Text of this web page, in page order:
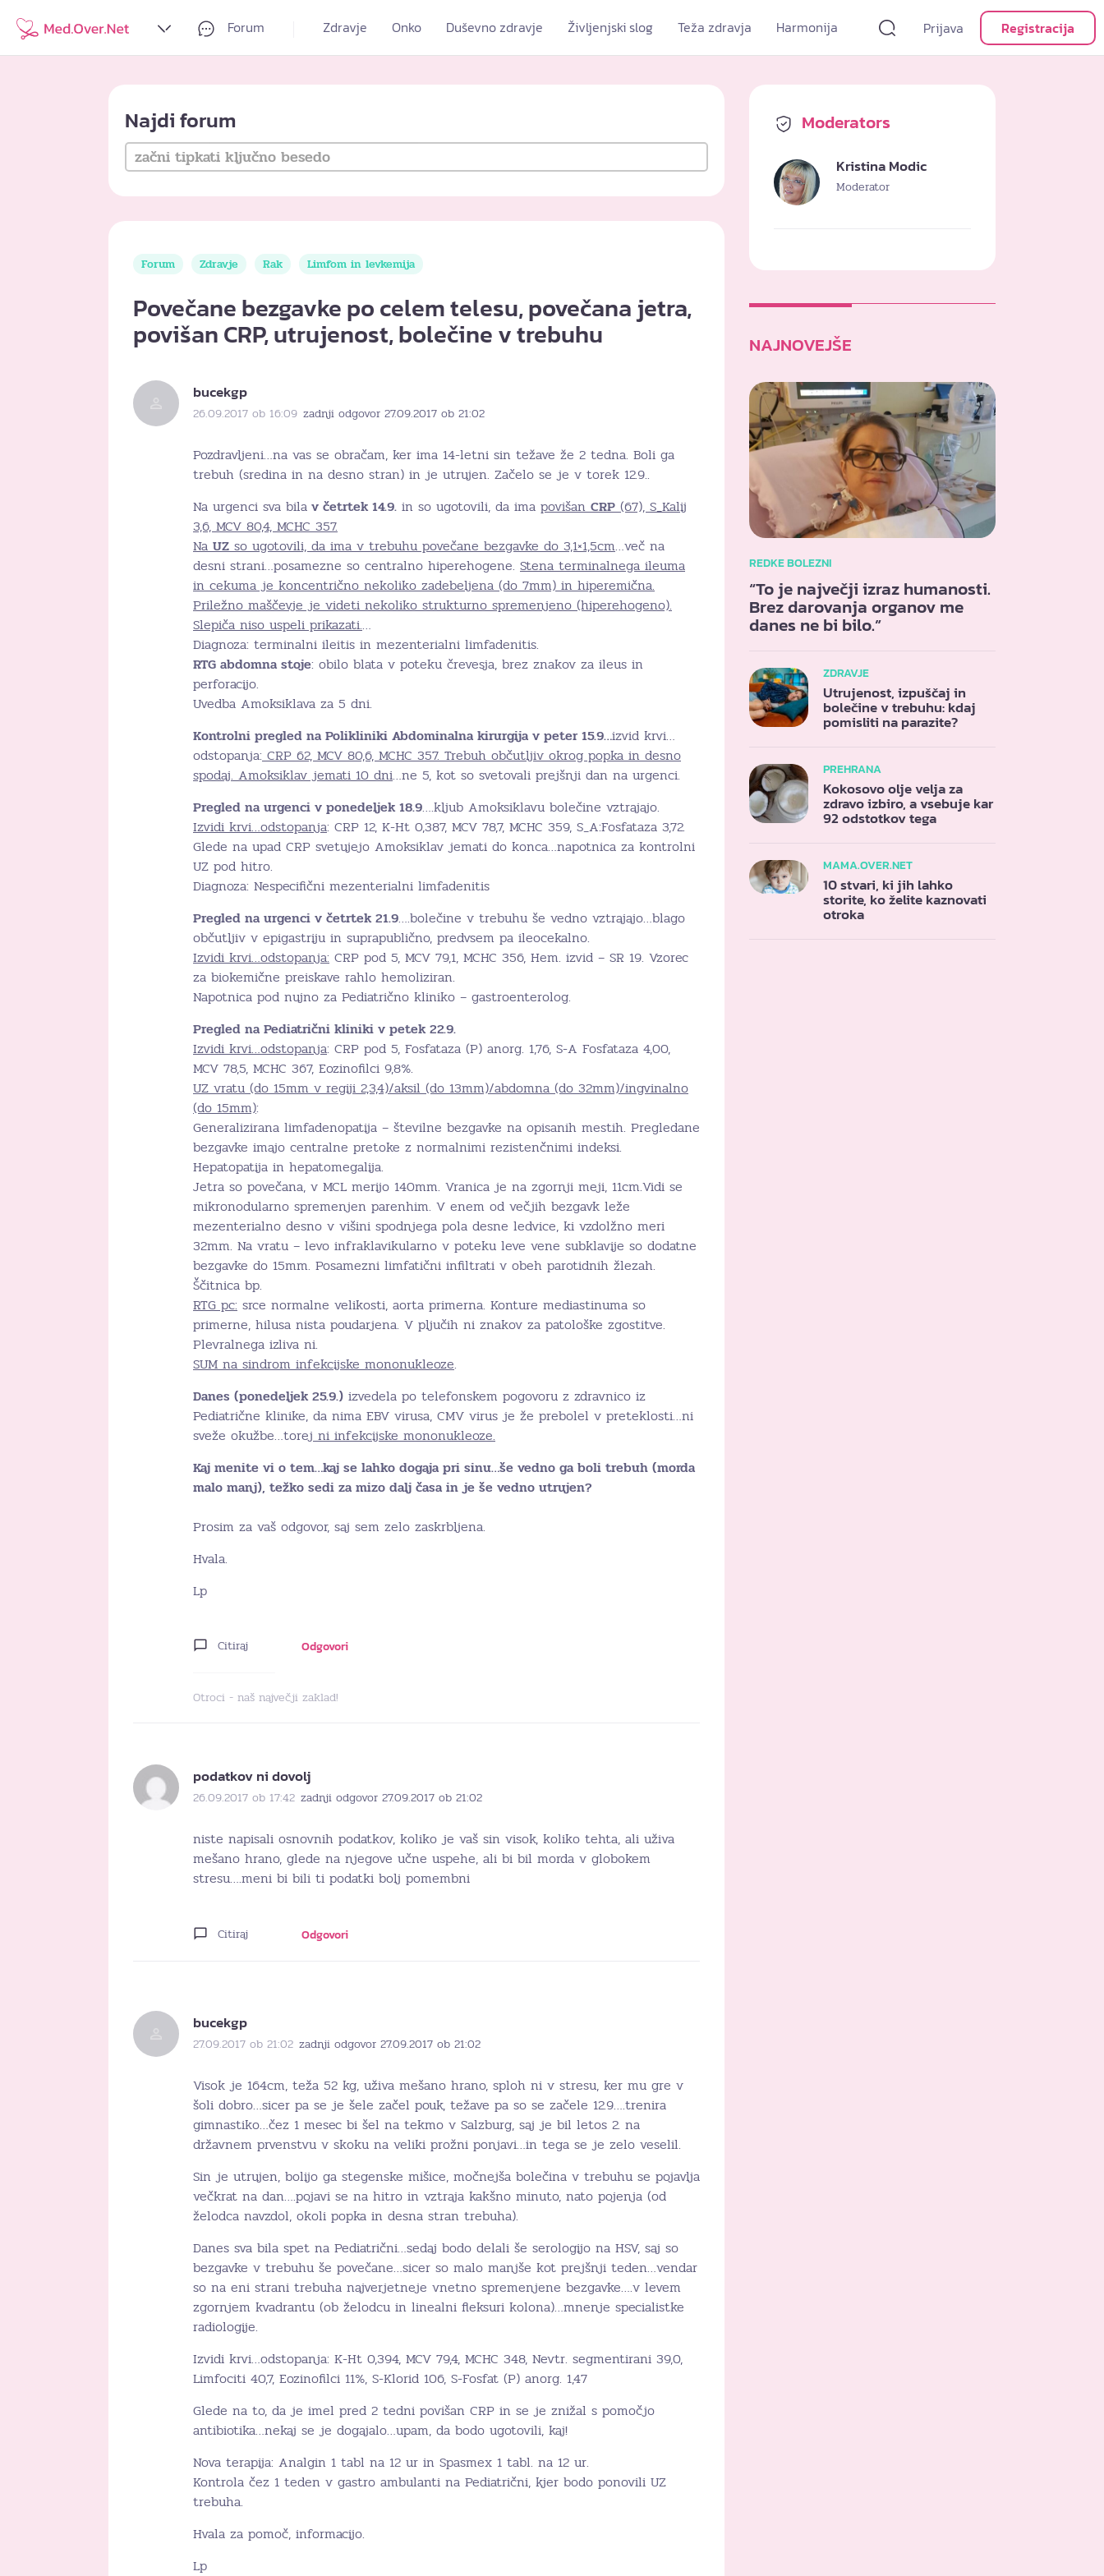
Forum Zdravje Onko Duševno zdravje Življenjski slog Teža zdravja Harmonija Prijava Registracija
Najdi forum
Forum Zdravje Rak Limfom in levkemija
Povečane bezgavke po celem telesu, povečana jetra,
povišan CRP, utrujenost, bolečine v trebuhu
bucekgp
26.09.2017 ob 16:09 zadnji odgovor 27.09.2017 ob 21:02
Pozdravljeni…na vas se obračam, ker ima 14-letni sin težave že 2 tedna. Boli ga
trebuh (sredina in na desno stran) in je utrujen. Začelo se je v torek 12.9..
Na urgenci sva bila v četrtek 14.9. in so ugotovili, da ima povišan CRP (67), S_Kalij
3,6, MCV 80,4, MCHC 357.
Na UZ so ugotovili, da ima v trebuhu povečane bezgavke do 3,1×1,5cm…več na
desni strani…posamezne so centralno hiperehogene. Stena terminalnega ileuma
in cekuma je koncentrično nekoliko zadebeljena (do 7mm) in hiperemična.
Priležno maščevje je videti nekoliko strukturno spremenjeno (hiperehogeno).
Slepiča niso uspeli prikazati.…
Diagnoza: terminalni ileitis in mezenterialni limfadenitis.
RTG abdomna stoje: obilo blata v poteku črevesja, brez znakov za ileus in
perforacijo.
Uvedba Amoksiklava za 5 dni.
Kontrolni pregled na Polikliniki Abdominalna kirurgija v peter 15.9…izvid krvi…
odstopanja: CRP 62, MCV 80,6, MCHC 357. Trebuh občutljiv okrog popka in desno
spodaj. Amoksiklav jemati 10 dni…ne 5, kot so svetovali prejšnji dan na urgenci.
Pregled na urgenci v ponedeljek 18.9….kljub Amoksiklavu bolečine vztrajajo.
Izvidi krvi…odstopanja: CRP 12, K-Ht 0,387, MCV 78,7, MCHC 359, S_A:Fosfataza 3,72.
Glede na upad CRP svetujejo Amoksiklav jemati do konca…napotnica za kontrolni
UZ pod hitro.
Diagnoza: Nespecifični mezenterialni limfadenitis
Pregled na urgenci v četrtek 21.9….bolečine v trebuhu še vedno vztrajajo…blago
občutljiv v epigastriju in suprapublično, predvsem pa ileocekalno.
Izvidi krvi…odstopanja: CRP pod 5, MCV 79,1, MCHC 356, Hem. izvid – SR 19. Vzorec
za biokemične preiskave rahlo hemoliziran.
Napotnica pod nujno za Pediatrično kliniko – gastroenterolog.
Pregled na Pediatrični kliniki v petek 22.9.
Izvidi krvi…odstopanja: CRP pod 5, Fosfataza (P) anorg. 1,76, S-A Fosfataza 4,00,
MCV 78,5, MCHC 367, Eozinofilci 9,8%.
UZ vratu (do 15mm v regiji 2,3,4)/aksil (do 13mm)/abdomna (do 32mm)/ingvinalno
(do 15mm):
Generalizirana limfadenopatija – številne bezgavke na opisanih mestih. Pregledane
bezgavke imajo centralne pretoke z normalnimi rezistenčnimi indeksi.
Hepatopatija in hepatomegalija.
Jetra so povečana, v MCL merijo 140mm. Vranica je na zgornji meji, 11cm.Vidi se
mikronodularno spremenjen parenhim. V enem od večjih bezgavk leže
mezenterialno desno v višini spodnjega pola desne ledvice, ki vzdolžno meri
32mm. Na vratu – levo infraklavikularno v poteku leve vene subklavije so dodatne
bezgavke do 15mm. Posamezni limfatični infiltrati v obeh parotidnih žlezah.
Ščitnica bp.
RTG pc: srce normalne velikosti, aorta primerna. Konture mediastinuma so
primerne, hilusa nista poudarjena. V pljučih ni znakov za patološke zgostitve.
Plevralnega izliva ni.
SUM na sindrom infekcijske mononukleoze.
Danes (ponedeljek 25.9.) izvedela po telefonskem pogovoru z zdravnico iz
Pediatrične klinike, da nima EBV virusa, CMV virus je že prebolel v preteklosti…ni
sveže okužbe…torej ni infekcijske mononukleoze.
Kaj menite vi o tem…kaj se lahko dogaja pri sinu…še vedno ga boli trebuh (morda
malo manj), težko sedi za mizo dalj časa in je še vedno utrujen?
Prosim za vaš odgovor, saj sem zelo zaskrbljena.
Hvala.
Lp
Citiraj Odgovori
Otroci - naš največji zaklad!
podatkov ni dovolj
26.09.2017 ob 17:42 zadnji odgovor 27.09.2017 ob 21:02
niste napisali osnovnih podatkov, koliko je vaš sin visok, koliko tehta, ali uživa
mešano hrano, glede na njegove učne uspehe, ali bi bil morda v globokem
stresu….meni bi bili ti podatki bolj pomembni
Citiraj Odgovori
bucekgp
27.09.2017 ob 21:02 zadnji odgovor 27.09.2017 ob 21:02
Visok je 164cm, teža 52 kg, uživa mešano hrano, sploh ni v stresu, ker mu gre v
šoli dobro…sicer pa se je šele začel pouk, težave pa so se začele 12.9….trenira
gimnastiko…čez 1 mesec bi šel na tekmo v Salzburg, saj je bil letos 2. na
državnem prvenstvu v skoku na veliki prožni ponjavi…in tega se je zelo veselil.
Sin je utrujen, bolijo ga stegenske mišice, močnejša bolečina v trebuhu se pojavlja
večkrat na dan….pojavi se na hitro in vztraja kakšno minuto, nato pojenja (od
želodca navzdol, okoli popka in desna stran trebuha).
Danes sva bila spet na Pediatrični…sedaj bodo delali še serologijo na HSV, saj so
bezgavke v trebuhu še povečane…sicer so malo manjše kot prejšnji teden…vendar
so na eni strani trebuha najverjetneje vnetno spremenjene bezgavke….v levem
zgornjem kvadrantu (ob želodcu in linealni fleksuri kolona)…mnenje specialistke
radiologije.
Izvidi krvi…odstopanja: K-Ht 0,394, MCV 79,4, MCHC 348, Nevtr. segmentirani 39,0,
Limfociti 40,7, Eozinofilci 11%, S-Klorid 106, S-Fosfat (P) anorg. 1,47
Glede na to, da je imel pred 2 tedni povišan CRP in se je znižal s pomočjo
antibiotika…nekaj se je dogajalo…upam, da bodo ugotovili, kaj!
Nova terapija: Analgin 1 tabl na 12 ur in Spasmex 1 tabl. na 12 ur.
Kontrola čez 1 teden v gastro ambulanti na Pediatrični, kjer bodo ponovili UZ
trebuha.
Hvala za pomoč, informacijo.
Lp
Moderators
Kristina Modic
Moderator
NAJNOVEJŠE
REDKE BOLEZNI
“To je največji izraz humanosti.
Brez darovanja organov me
danes ne bi bilo.”
ZDRAVJE
Utrujenost, izpuščaj in
bolečine v trebuhu: kdaj
pomisliti na parazite?
PREHRANA
Kokosovo olje velja za
zdravo izbiro, a vsebuje kar
92 odstotkov tega
MAMA.OVER.NET
10 stvari, ki jih lahko
storite, ko želite kaznovati
otroka